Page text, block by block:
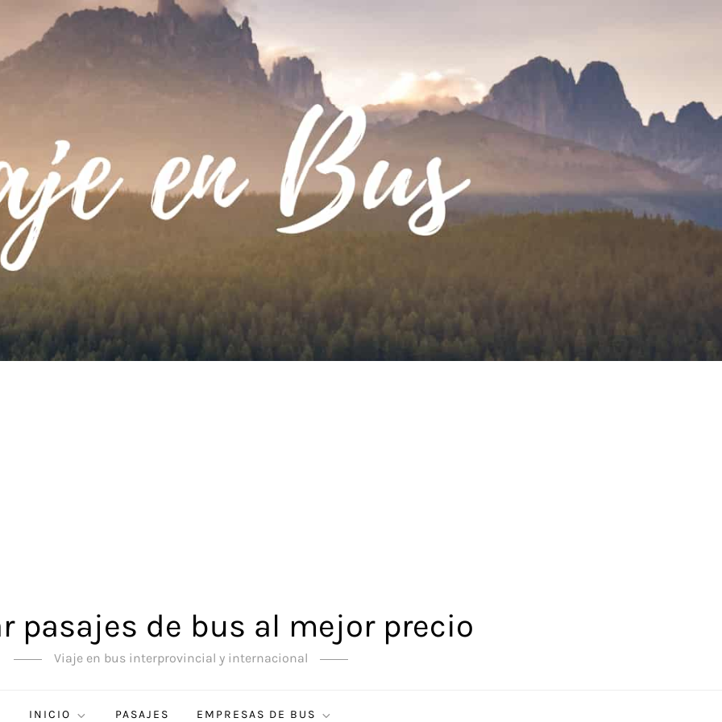
pasajes de bus al mejor precio
Viaje en bus interprovincial y internacional
INICIO PASAJES EMPRESAS DE BUS